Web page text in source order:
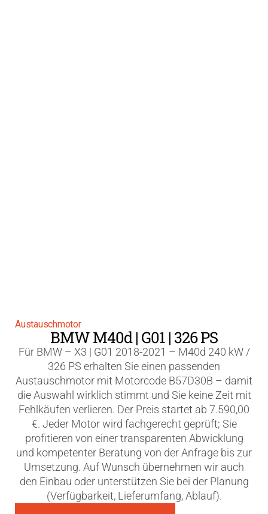
Austauschmotor
BMW M40d | G01 | 326 PS
Für BMW – X3 | G01 2018-2021 – M40d 240 kW /
326 PS erhalten Sie einen passenden
Austauschmotor mit Motorcode B57D30B – damit
die Auswahl wirklich stimmt und Sie keine Zeit mit
Fehlkäufen verlieren. Der Preis startet ab 7.590,00
€. Jeder Motor wird fachgerecht geprüft; Sie
profitieren von einer transparenten Abwicklung
und kompetenter Beratung von der Anfrage bis zur
Umsetzung. Auf Wunsch übernehmen wir auch
den Einbau oder unterstützen Sie bei der Planung
(Verfügbarkeit, Lieferumfang, Ablauf).